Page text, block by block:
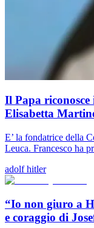
Il Papa
Elisabetta
E’ la fondatrice della
Leuca. Francesco ha
adolf hitler
“Io non giuro a
e coraggio di